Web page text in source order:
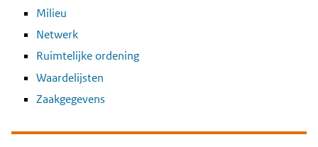
Milieu
Netwerk
Ruimtelijke ordening
Waardelijsten
Zaakgegevens